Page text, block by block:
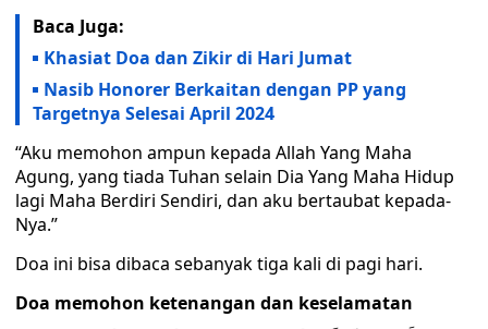
Baca Juga:
Khasiat Doa dan Zikir di Hari Jumat
Nasib Honorer Berkaitan dengan PP yang
Targetnya Selesai April 2024
“Aku memohon ampun kepada Allah Yang Maha
Agung, yang tiada Tuhan selain Dia Yang Maha Hidup
lagi Maha Berdiri Sendiri, dan aku bertaubat kepada-
Nya.”
Doa ini bisa dibaca sebanyak tiga kali di pagi hari.
Doa memohon ketenangan dan keselamatan